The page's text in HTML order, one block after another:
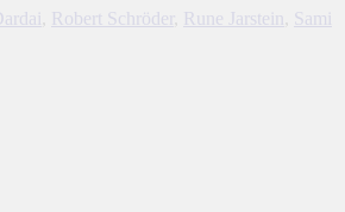
Robert Schröder Rune Jarstein
Sami